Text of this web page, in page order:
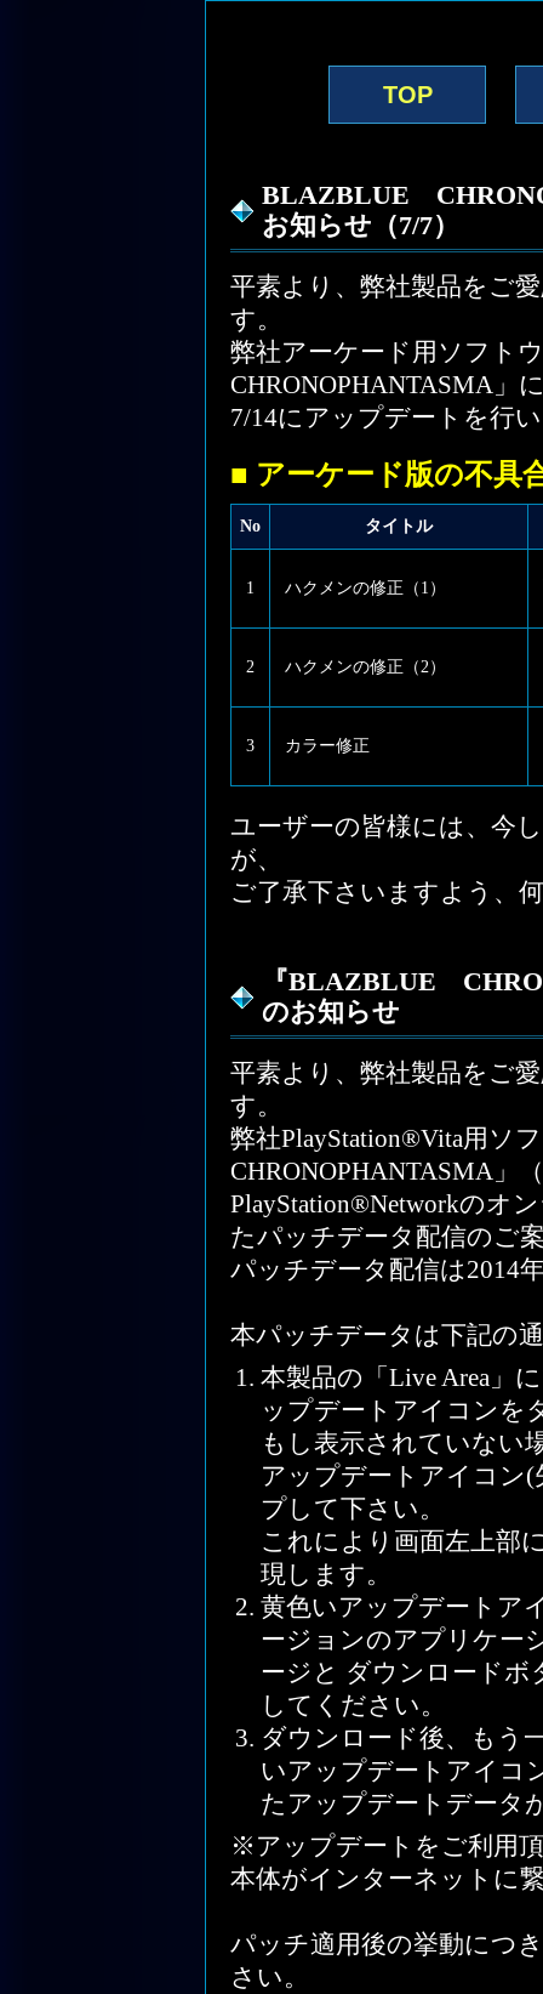
TOP
BLAZBLUE
お知らせ（7/7）
平素より、弊社製品をご
す。
弊社アーケード用ソフト
CHRONOPHANTASMA」
7/14にアップデートを行
■ アーケード版の不具
No タイトル
1 ハクメンの修正（1）
2 ハクメンの修正（2）
3 カラー修正
ユーザーの皆様には、今
が、
ご了承下さいますよう、
『BLAZBLUE
のお知らせ
平素より、弊社製品をご
す。
弊社PlayStation®Vita用ソ
CHRONOPHANTASMA」
PlayStation®Networkのオ
たパッチデータ配信のご
パッチデータ配信は2014
本パッチデータは下記の
本製品の「Live Area」
ップデートアイコンを
もし表示されていない
アップデートアイコン
プして下さい。
これにより画面左上部
現します。
黄色いアップデートア
ージョンのアプリケー
ージと ダウンロード
してください。
ダウンロード後、もう
いアップデートアイコ
たアップデートデータ
※アップデートをご利用
本体がインターネットに
パッチ適用後の挙動につ
さい。